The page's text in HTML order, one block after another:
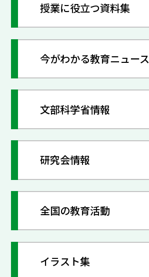
授業に役立つ資料集
今がわかる教育ニュース
文部科学省情報
研究会情報
全国の教育活動
イラスト集